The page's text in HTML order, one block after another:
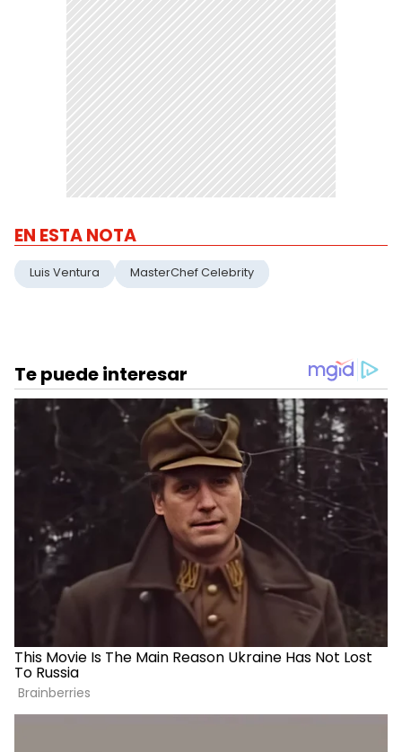
EN ESTA NOTA
Luis Ventura MasterChef Celebrity